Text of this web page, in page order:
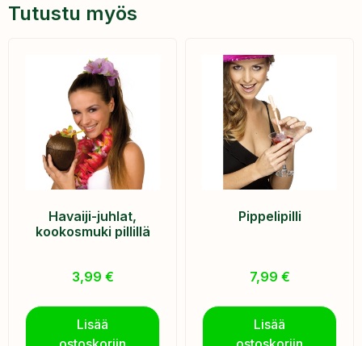
Tutustu myös
Havaiji-juhlat,
kookosmuki pillillä
3,99 €
Lisää
Pippelipilli
7,99 €
Lisää